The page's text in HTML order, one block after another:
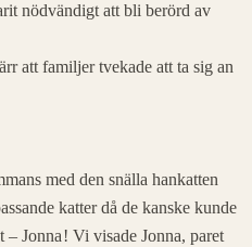
nödvändigt att bli berörd av
att familjer tvekade att ta sig an
med den snälla hankatten
katter då de kanske kunde
Jonna ! Vi visade Jonna, paret